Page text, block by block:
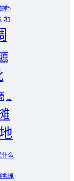
摊5
地
山
什么
地摊